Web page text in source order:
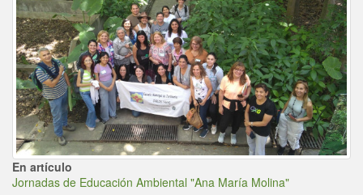
En artículo
Jornadas de Educación Ambiental "Ana María Molina"